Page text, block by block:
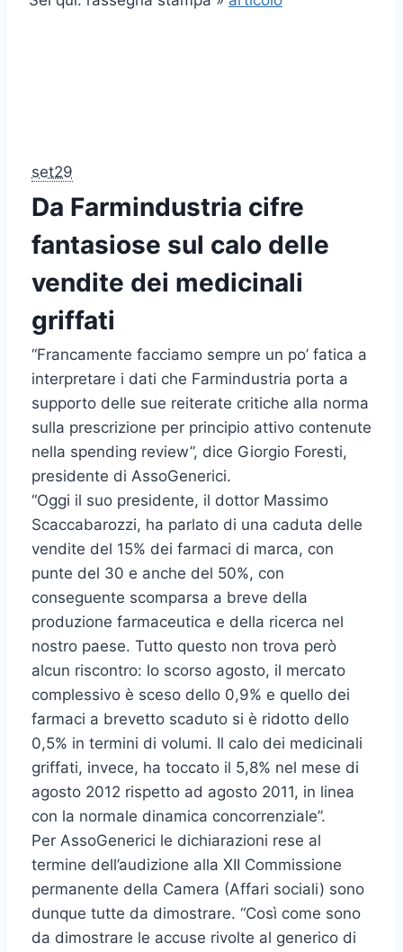
set29
Da Farmindustria cifre
fantasiose sul calo delle
vendite dei medicinali
griffati
“Francamente facciamo sempre un po’ fatica a
interpretare i dati che Farmindustria porta a
supporto delle sue reiterate critiche alla norma
sulla prescrizione per principio attivo contenute
nella spending review”, dice Giorgio Foresti,
presidente di AssoGenerici.
“Oggi il suo presidente, il dottor Massimo
Scaccabarozzi, ha parlato di una caduta delle
vendite del 15% dei farmaci di marca, con
punte del 30 e anche del 50%, con
conseguente scomparsa a breve della
produzione farmaceutica e della ricerca nel
nostro paese. Tutto questo non trova però
alcun riscontro: lo scorso agosto, il mercato
complessivo è sceso dello 0,9% e quello dei
farmaci a brevetto scaduto si è ridotto dello
0,5% in termini di volumi. Il calo dei medicinali
griffati, invece, ha toccato il 5,8% nel mese di
agosto 2012 rispetto ad agosto 2011, in linea
con la normale dinamica concorrenziale”.
Per AssoGenerici le dichiarazioni rese al
termine dell’audizione alla XII Commissione
permanente della Camera (Affari sociali) sono
dunque tutte da dimostrare. “Così come sono
da dimostrare le accuse rivolte al generico di